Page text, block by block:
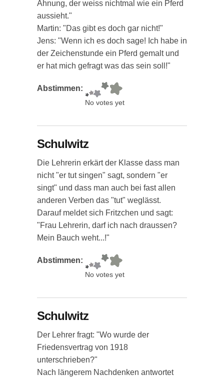
Ahnung, der weiss nichtmal wie ein Pferd
aussieht."
Martin: "Das gibt es doch gar nicht!"
Jens: "Wenn ich es doch sage! Ich habe in
der Zeichenstunde ein Pferd gemalt und
er hat mich gefragt was das sein soll!"
Abstimmen:
No votes yet
Schulwitz
Die Lehrerin erkärt der Klasse dass man
nicht "er tut singen" sagt, sondern "er
singt" und dass man auch bei fast allen
anderen Verben das "tut" weglässt.
Darauf meldet sich Fritzchen und sagt:
"Frau Lehrerin, darf ich nach draussen?
Mein Bauch weht...!"
Abstimmen:
No votes yet
Schulwitz
Der Lehrer fragt: "Wo wurde der
Friedensvertrag von 1918
unterschrieben?"
Nach längerem Nachdenken antwortet